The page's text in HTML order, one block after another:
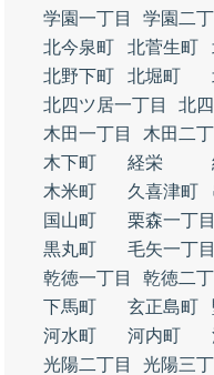
学園一丁目
学園二丁
北今泉町
北菅生町
北野下町
北堀町
北四ツ居一丁目
北
木田一丁目
木田二丁
木下町
経栄
木米町
久喜津町
国山町
栗森一丁目
黒丸町
毛矢一丁目
乾徳一丁目
乾徳二丁
下馬町
玄正島町
河水町
河内町
光陽二丁目
光陽三丁